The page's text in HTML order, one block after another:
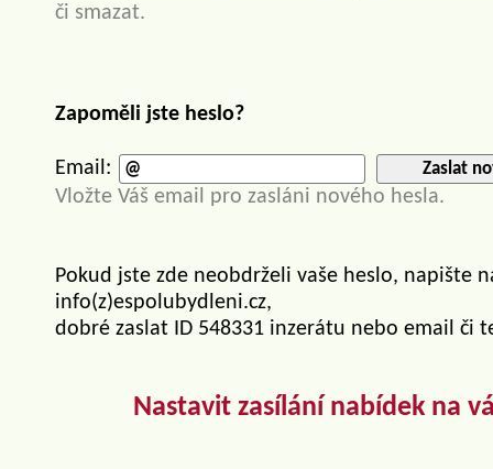
či smazat.
Zapoměli jste heslo?
Email: Zaslat
Vložte Váš email pro zasláni nového hesla.
Pokud jste zde neobdrželi vaše heslo, napište
info(z)espolubydleni.cz,
dobré zaslat ID 548331 inzerátu nebo email či
Nastavit zasílání nabídek na